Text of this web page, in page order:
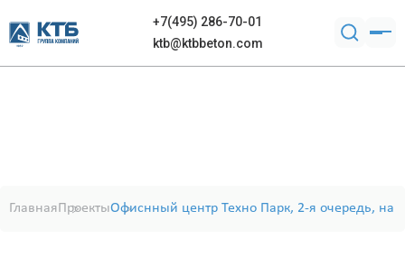
+7(495) 286-70-01
ktb@ktbbeton.com
ГлавнаяПроектыОфиснный центр Техно Парк, 2-я очередь, на